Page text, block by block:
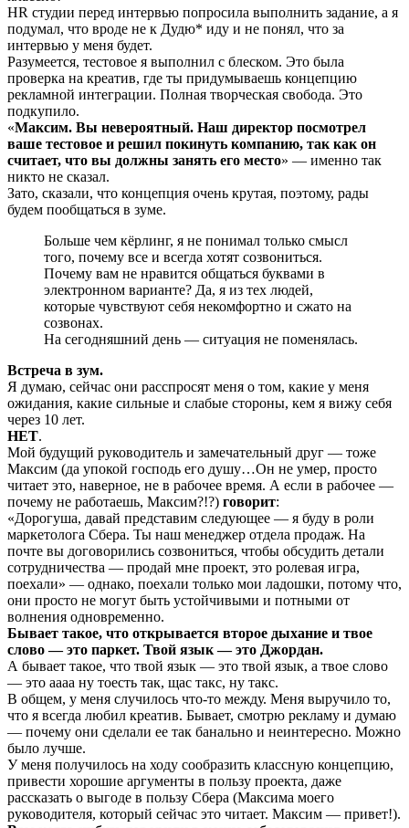
HR студии перед интервью попросила выполнить задание, а я
подумал, что вроде не к Дудю* иду и не понял, что за
интервью у меня будет.
Разумеется, тестовое я выполнил с блеском. Это была
проверка на креатив, где ты придумываешь концепцию
рекламной интеграции. Полная творческая свобода. Это
подкупило.
«Максим. Вы невероятный. Наш директор посмотрел
ваше тестовое и решил покинуть компанию, так как он
считает, что вы должны занять его место» — именно так
никто не сказал.
Зато, сказали, что концепция очень крутая, поэтому, рады
будем пообщаться в зуме.
Больше чем кёрлинг, я не понимал только смысл
того, почему все и всегда хотят созвониться.
Почему вам не нравится общаться буквами в
электронном варианте? Да, я из тех людей,
которые чувствуют себя некомфортно и сжато на
созвонах.
На сегодняшний день — ситуация не поменялась.
Встреча в зум.
Я думаю, сейчас они расспросят меня о том, какие у меня
ожидания, какие сильные и слабые стороны, кем я вижу себя
через 10 лет.
НЕТ.
Мой будущий руководитель и замечательный друг — тоже
Максим (да упокой господь его душу…Он не умер, просто
читает это, наверное, не в рабочее время. А если в рабочее —
почему не работаешь, Максим?!?) говорит:
«Дорогуша, давай представим следующее — я буду в роли
маркетолога Сбера. Ты наш менеджер отдела продаж. На
почте вы договорились созвониться, чтобы обсудить детали
сотрудничества — продай мне проект, это ролевая игра,
поехали» — однако, поехали только мои ладошки, потому что,
они просто не могут быть устойчивыми и потными от
волнения одновременно.
Бывает такое, что открывается второе дыхание и твое
слово — это паркет. Твой язык — это Джордан.
А бывает такое, что твой язык — это твой язык, а твое слово
— это аааа ну тоесть так, щас такс, ну такс.
В общем, у меня случилось что-то между. Меня выручило то,
что я всегда любил креатив. Бывает, смотрю рекламу и думаю
— почему они сделали ее так банально и неинтересно. Можно
было лучше.
У меня получилось на ходу сообразить классную концепцию,
привести хорошие аргументы в пользу проекта, даже
рассказать о выгоде в пользу Сбера (Максима моего
руководителя, который сейчас это читает. Максим — привет!).